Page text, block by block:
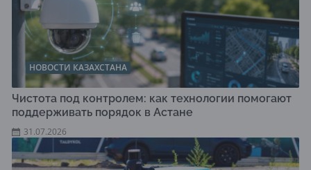
НОВОСТИ КАЗАХСТАНА
Чистота под контролем: как технологии помогают
поддерживать порядок в Астане
31.07.2026